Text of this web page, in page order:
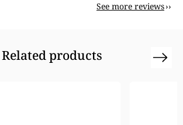
See more reviews
Related products Next